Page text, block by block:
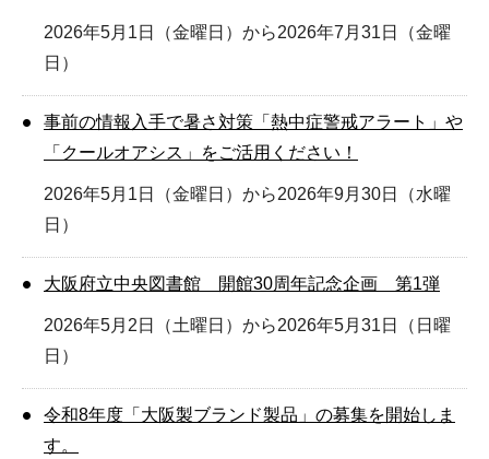
2026年5月1日（金曜日）から2026年7月31日（金曜
日）
事前の情報入手で暑さ対策「熱中症警戒アラート」や
「クールオアシス」をご活用ください！
2026年5月1日（金曜日）から2026年9月30日（水曜
日）
大阪府立中央図書館 開館30周年記念企画 第1弾
2026年5月2日（土曜日）から2026年5月31日（日曜
日）
令和8年度「大阪製ブランド製品」の募集を開始しま
す。